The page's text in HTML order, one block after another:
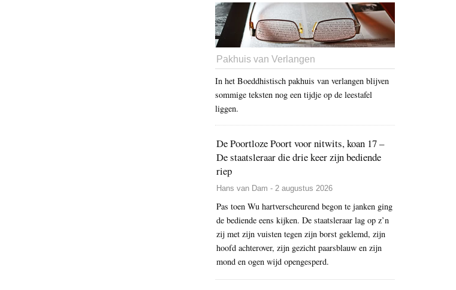
Pakhuis van Verlangen
In het Boeddhistisch pakhuis van verlangen blijven
sommige teksten nog een tijdje op de leestafel
liggen.
De Poortloze Poort voor nitwits, koan 17 –
De staatsleraar die drie keer zijn bediende
riep
Hans van Dam - 2 augustus 2026
Pas toen Wu hartverscheurend begon te janken ging
de bediende eens kijken. De staatsleraar lag op z’n
zij met zijn vuisten tegen zijn borst geklemd, zijn
hoofd achterover, zijn gezicht paarsblauw en zijn
mond en ogen wijd opengesperd.